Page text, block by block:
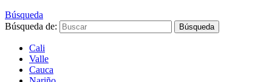
Búsqueda
Búsqueda de:
Búsqueda
Cali
Valle
Cauca